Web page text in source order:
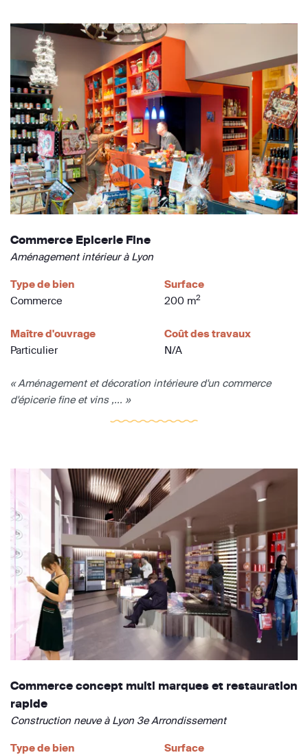
Commerce Epicerie Fine
Aménagement intérieur à Lyon
Type de bien
Commerce
Surface
200 m2
Maître d'ouvrage
Particulier
Coût des travaux
N/A
« Aménagement et décoration intérieure d'un commerce
d'épicerie fine et vins ,... »
Commerce concept multi marques et restauration
rapide
Construction neuve à Lyon 3e Arrondissement
Type de bien
Surface